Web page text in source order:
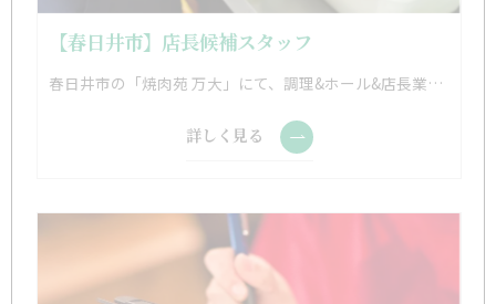
【春日井市】店長候補スタッフ
春日井市の「焼肉苑 万大」にて、調理&ホール&店長業務をお任せ！ ・調理業務 ・接客業務 ・仕込み業務 ・店長業務(監督・品質管理・現場撮影など) ※近隣店舗へのヘルプあり(移動時間40分) ※席数:58席 ※最大宴会収容人数:40名
詳しく見る